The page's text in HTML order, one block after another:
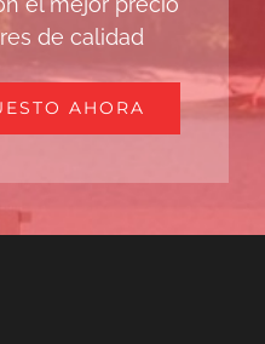
de calidad
AHORA